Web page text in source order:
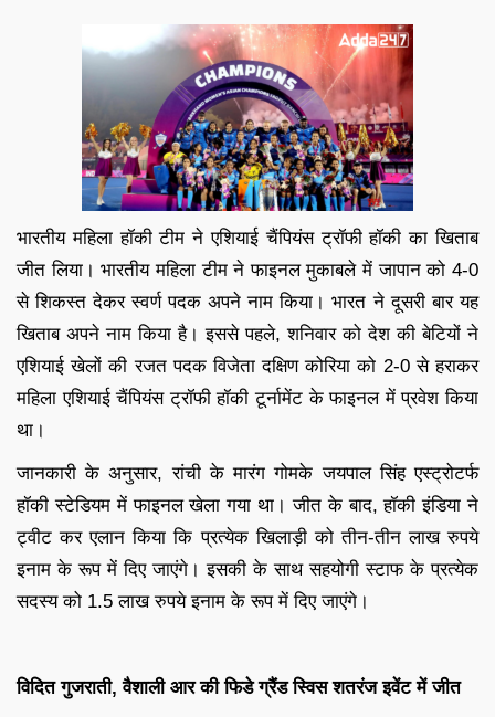
भारतीय महिला हॉकी टीम ने एशियाई चैंपियंस ट्रॉफी हॉकी का खिताब
जीत लिया। भारतीय महिला टीम ने फाइनल मुकाबले में जापान को 4-0
से शिकस्त देकर स्वर्ण पदक अपने नाम किया। भारत ने दूसरी बार यह
खिताब अपने नाम किया है। इससे पहले, शनिवार को देश की बेटियों ने
एशियाई खेलों की रजत पदक विजेता दक्षिण कोरिया को 2-0 से हराकर
महिला एशियाई चैंपियंस ट्रॉफी हॉकी टूर्नामेंट के फाइनल में प्रवेश किया
था।
जानकारी के अनुसार, रांची के मारंग गोमके जयपाल सिंह एस्ट्रोटर्फ
हॉकी स्टेडियम में फाइनल खेला गया था। जीत के बाद, हॉकी इंडिया ने
ट्वीट कर एलान किया कि प्रत्येक खिलाड़ी को तीन-तीन लाख रुपये
इनाम के रूप में दिए जाएंगे। इसकी के साथ सहयोगी स्टाफ के प्रत्येक
सदस्य को 1.5 लाख रुपये इनाम के रूप में दिए जाएंगे।
विदित गुजराती, वैशाली आर की फिडे ग्रैंड स्विस शतरंज इवेंट में जीत